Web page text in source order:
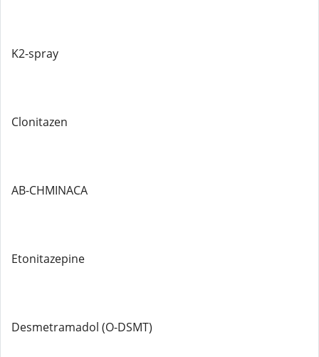
K2-spray
Clonitazen
AB-CHMINACA
Etonitazepine
Desmetramadol (O-DSMT)